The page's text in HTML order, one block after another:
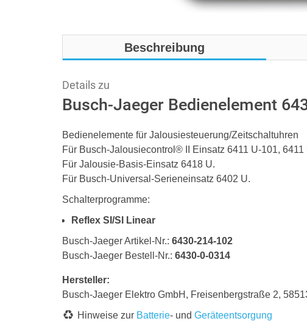
Beschreibung
Details zu
Busch-Jaeger Bedienelement
Bedienelemente für Jalousiesteuerung/Zeitschaltuhren
Für Busch-Jalousiecontrol® II Einsatz 6411 U-101, 6411
Für Jalousie-Basis-Einsatz 6418 U.
Für Busch-Universal-Serieneinsatz 6402 U.
Schalterprogramme:
Reflex SI/SI Linear
Busch-Jaeger Artikel-Nr.: 6430-214-102
Busch-Jaeger Bestell-Nr.: 6430-0-0314
Hersteller:
Busch-Jaeger Elektro GmbH, Freisenbergstraße 2,
Hinweise zur Batterie- und Geräteentsorgung